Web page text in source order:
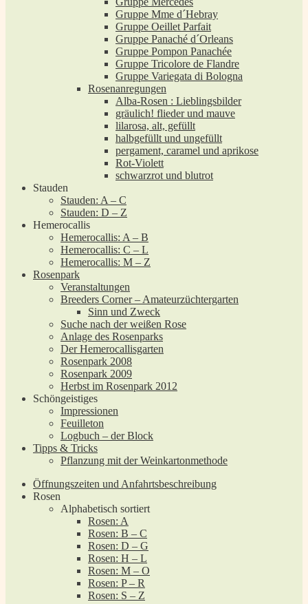
Gruppe Mme d´Hebray
Gruppe Oeillet Parfait
Gruppe Panaché d´Orleans
Gruppe Pompon Panachée
Gruppe Tricolore de Flandre
Gruppe Variegata di Bologna
Rosenanregungen
Alba-Rosen : Lieblingsbilder
gräulich! flieder und mauve
lilarosa, alt, gefüllt
halbgefüllt und ungefüllt
pergament, caramel und aprikose
Rot-Violett
schwarzrot und blutrot
Stauden
Stauden: A – C
Stauden: D – Z
Hemerocallis
Hemerocallis: A – B
Hemerocallis: C – L
Hemerocallis: M – Z
Rosenpark
Veranstaltungen
Breeders Corner – Amateurzüchtergarten
Sinn und Zweck
Suche nach der weißen Rose
Anlage des Rosenparks
Der Hemerocallisgarten
Rosenpark 2008
Rosenpark 2009
Herbst im Rosenpark 2012
Schöngeistiges
Impressionen
Feuilleton
Logbuch – der Block
Tipps & Tricks
Pflanzung mit der Weinkartonmethode
Öffnungszeiten und Anfahrtsbeschreibung
Rosen
Alphabetisch sortiert
Rosen: A
Rosen: B – C
Rosen: D – G
Rosen: H – L
Rosen: M – O
Rosen: P – R
Rosen: S – Z